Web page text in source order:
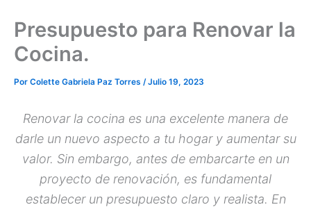
Presupuesto para Renovar la
Cocina.
Por Colette Gabriela Paz Torres /Julio 19, 2023
Renovar la cocina es una excelente manera de
darle un nuevo aspecto a tu hogar y aumentar su
valor. Sin embargo, antes de embarcarte en un
proyecto de renovación, es fundamental
establecer un presupuesto claro y realista. En